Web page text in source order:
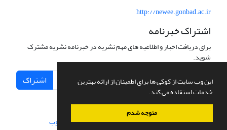
این وب سایت از کوکی ها برای اطمینان از ارائه بهترین
خدمات استفاده می کند.
متوجه شدم
http://newee.gonbad.ac.ir
اشتراک خبرنامه
برای دریافت اخبار و اطلاعیه های مهم نشریه در خبرنامه نشریه مشترک
شوید.
اشتراک
سامانه مدیریت نشریات علمی.طراحی و پیاده سازی از سیناوب